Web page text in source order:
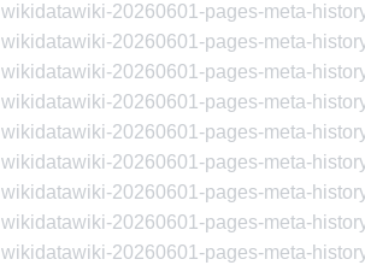
wikidatawiki-20260601-pages-meta-
wikidatawiki-20260601-pages-meta-
wikidatawiki-20260601-pages-meta-
wikidatawiki-20260601-pages-meta-
wikidatawiki-20260601-pages-meta-
wikidatawiki-20260601-pages-meta-
wikidatawiki-20260601-pages-meta-
wikidatawiki-20260601-pages-meta-
wikidatawiki-20260601-pages-meta-